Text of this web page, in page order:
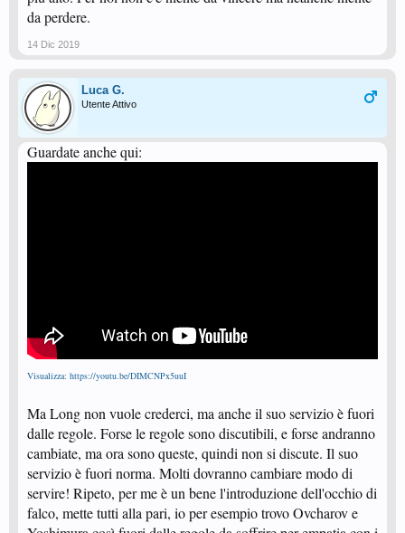
da perdere.
14 Dic 2019
Luca G.
Utente Attivo
Guardate anche qui:
Visualizza: https://youtu.be/DIMCNPx5uuI
Ma Long non vuole crederci, ma anche il suo servizio è fuori
dalle regole. Forse le regole sono discutibili, e forse andranno
cambiate, ma ora sono queste, quindi non si discute. Il suo
servizio è fuori norma. Molti dovranno cambiare modo di
servire! Ripeto, per me è un bene l'introduzione dell'occhio di
falco, mette tutti alla pari, io per esempio trovo Ovcharov e